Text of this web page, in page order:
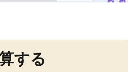
する